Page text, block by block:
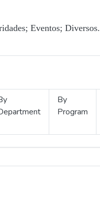
Eventos; Diversos.
By
Program